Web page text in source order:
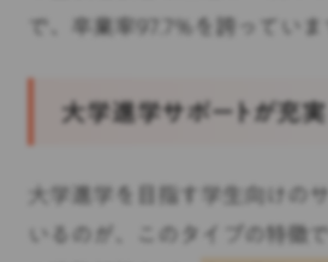
で、卒業率97.7%を誇っていま
大学進学サポートが充実
大学進学を目指す学生向けの
いるのが、このタイプの特徴